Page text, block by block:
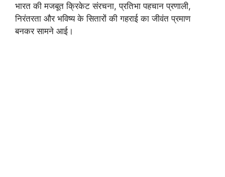
भारत की मजबूत क्रिकेट संरचना, प्रतिभा पहचान प्रणाली,
निरंतरता और भविष्य के सितारों की गहराई का जीवंत प्रमाण
बनकर सामने आई।